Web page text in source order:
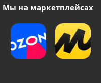
Мы на маркетплейсах